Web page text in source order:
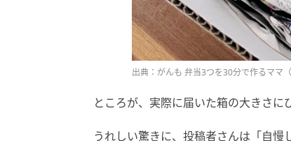
出典：がんも 弁当3つを30分で作るママ
ところが、実際に届いた箱の大きさに
うれしい驚きに、投稿者さんは「自慢